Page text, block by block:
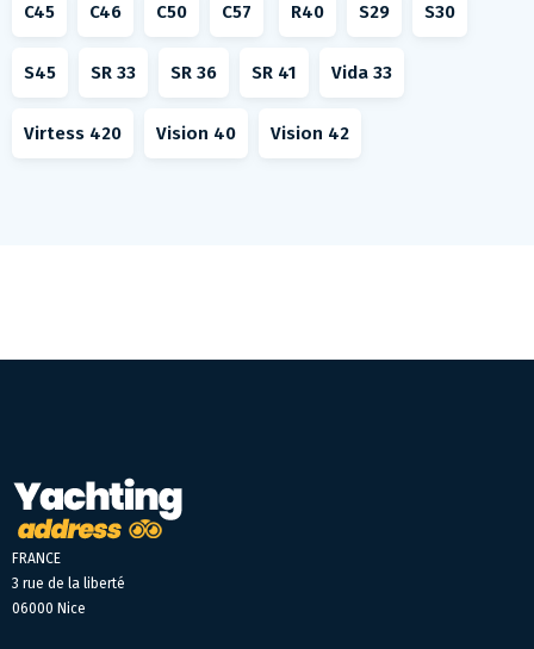
C45 C46 C50 C57 R40 S29 S30
S45 SR 33 SR 36 SR 41 Vida 33
Virtess 420 Vision 40 Vision 42
FRANCE
3 rue de la liberté
06000 Nice